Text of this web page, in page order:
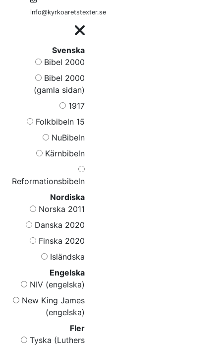
info@kyrkoaretstexter.se
Svenska
Bibel 2000
Bibel 2000
(gamla sidan)
1917
Folkbibeln 15
NuBibeln
Kärnbibeln
Reformationsbibeln
Nordiska
Norska 2011
Danska 2020
Finska 2020
Isländska
Engelska
NIV (engelska)
New King James
(engelska)
Fler
Tyska (Luthers